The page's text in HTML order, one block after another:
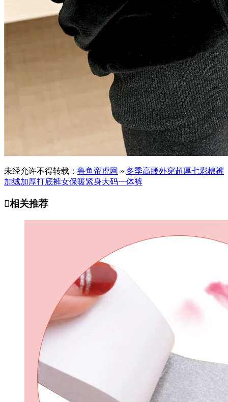
未经允许不得转载： 鲁鱼帝虎网 » 冬季高腰外穿超厚七彩棉裤
加绒加厚打底裤女保暖紧身大码一体裤
相关推荐